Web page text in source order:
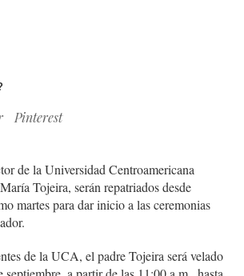
Pinterest
de la Universidad Centroamericana
Tojeira, serán repatriados desde
martes para dar inicio a las ceremonias
de la UCA, el padre Tojeira será velado